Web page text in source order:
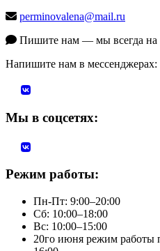
perminovalena@mail.ru
Пишите нам — мы всегда на
Напишите нам в мессенджерах:
Мы в соцсетях:
Режим работы:
Пн-Пт: 9:00–20:00
Сб: 10:00–18:00
Вс: 10:00–15:00
20го июня режим работы